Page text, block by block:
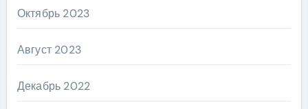
Октябрь 2023
Август 2023
Декабрь 2022